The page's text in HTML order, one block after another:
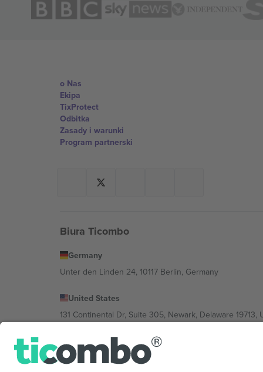
o Nas
Ekipa
TixProtect
Odbitka
Zasady i warunki
Program partnerski
Biura Ticombo
Germany
Unter den Linden 24, 10117 Berlin, Germany
United States
131 Continental Dr, Suite 305, Newark, Delaware 19713,
Bulgaria
Regus Sofia City West, bul Totleben 53-55, 1606 Sofia,